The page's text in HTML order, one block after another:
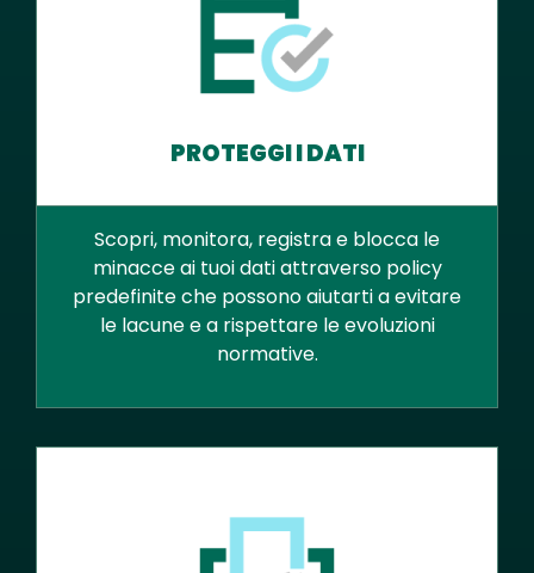
PROTEGGI I DATI
Scopri, monitora, registra e blocca le
minacce ai tuoi dati attraverso policy
predefinite che possono aiutarti a evitare
le lacune e a rispettare le evoluzioni
normative.